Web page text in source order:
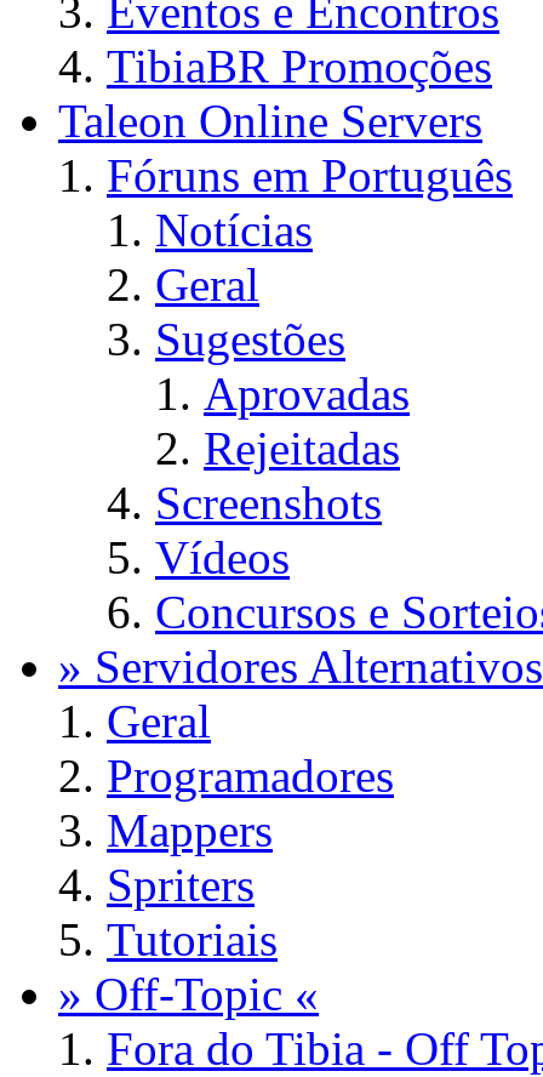
Eventos e Encontros
TibiaBR Promoções
Taleon Online Servers
Fóruns em Português
Notícias
Geral
Sugestões
Aprovadas
Rejeitadas
Screenshots
Vídeos
Concursos e
» Servidores
Geral
Programadores
Mappers
Spriters
Tutoriais
» Off-Topic «
Fora do Tibia - Off